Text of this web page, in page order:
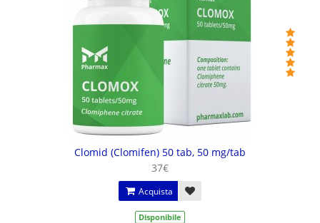
Clomid (Clomifen) 50 tab, 50 mg/tab
37€
Acquista
Disponibile